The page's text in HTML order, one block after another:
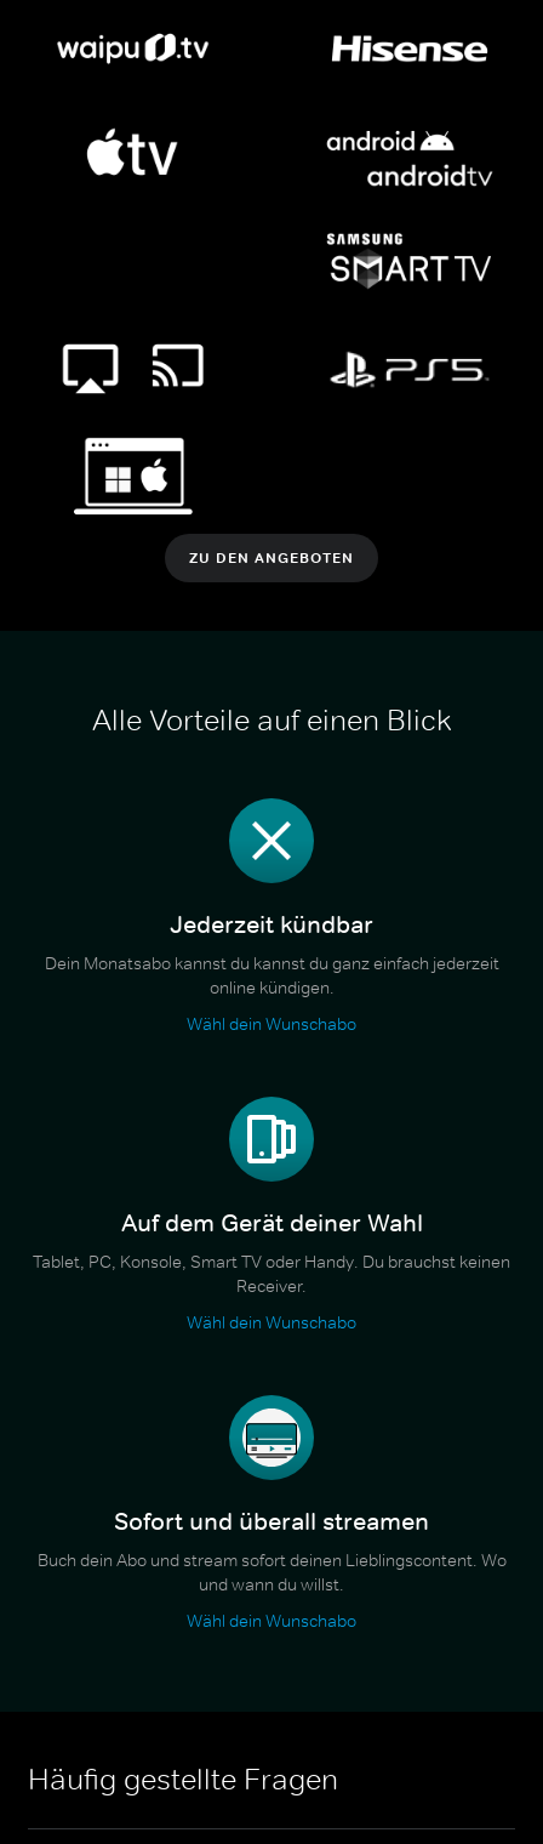
ZU DEN ANGEBOTEN
Alle Vorteile auf einen Blick
Jederzeit kündbar
Dein Monatsabo kannst du kannst du ganz einfach jederzeit
online kündigen.
Wähl dein Wunschabo
Auf dem Gerät deiner Wahl
Tablet, PC, Konsole, Smart TV oder Handy. Du brauchst keinen
Receiver.
Wähl dein Wunschabo
Sofort und überall streamen
Buch dein Abo und stream sofort deinen Lieblingscontent. Wo
und wann du willst.
Wähl dein Wunschabo
Häufig gestellte Fragen